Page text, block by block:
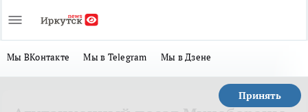
Мы ВКонтакте Мы в Telegram Мы в Дзене
Принять